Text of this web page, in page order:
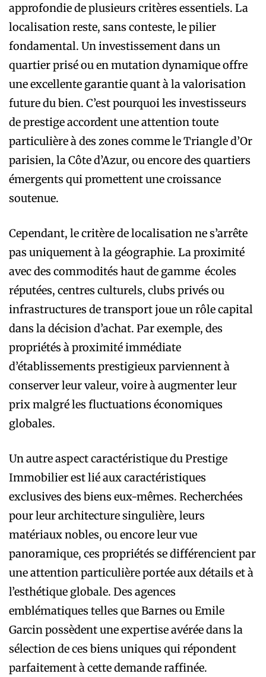
approfondie de plusieurs critères essentiels. La
localisation reste, sans conteste, le pilier
fondamental. Un investissement dans un
quartier prisé ou en mutation dynamique offre
une excellente garantie quant à la valorisation
future du bien. C’est pourquoi les investisseurs
de prestige accordent une attention toute
particulière à des zones comme le Triangle d’Or
parisien, la Côte d’Azur, ou encore des quartiers
émergents qui promettent une croissance
soutenue.
Cependant, le critère de localisation ne s’arrête
pas uniquement à la géographie. La proximité
avec des commodités haut de gamme écoles
réputées, centres culturels, clubs privés ou
infrastructures de transport joue un rôle capital
dans la décision d’achat. Par exemple, des
propriétés à proximité immédiate
d’établissements prestigieux parviennent à
conserver leur valeur, voire à augmenter leur
prix malgré les fluctuations économiques
globales.
Un autre aspect caractéristique du Prestige
Immobilier est lié aux caractéristiques
exclusives des biens eux-mêmes. Recherchées
pour leur architecture singulière, leurs
matériaux nobles, ou encore leur vue
panoramique, ces propriétés se différencient par
une attention particulière portée aux détails et à
l’esthétique globale. Des agences
emblématiques telles que Barnes ou Emile
Garcin possèdent une expertise avérée dans la
sélection de ces biens uniques qui répondent
parfaitement à cette demande raffinée.